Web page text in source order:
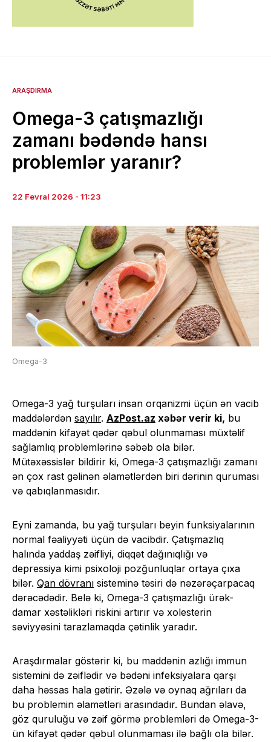
ARAŞDIRMA
Omega-3 çatışmazlığı
zamanı bədəndə hansı
problemlər yaranır?
22 Fevral 2026 - 11:23
Omega-3
Omega-3 yağ turşuları insan orqanizmi üçün ən vacib
maddələrdən sayılır. AzPost.az xəbər verir ki, bu
maddənin kifayət qədər qəbul olunmaması müxtəlif
sağlamlıq problemlərinə səbəb ola bilər.
Mütəxəssislər bildirir ki, Omega-3 çatışmazlığı zamanı
ən çox rast gəlinən əlamətlərdən biri dərinin quruması
və qabıqlanmasıdır.
Eyni zamanda, bu yağ turşuları beyin funksiyalarının
normal fəaliyyəti üçün də vacibdir. Çatışmazlıq
halında yaddaş zəifliyi, diqqət dağınıqlığı və
depressiya kimi psixoloji pozğunluqlar ortaya çıxa
bilər. Qan dövranı sisteminə təsiri də nəzərəçarpacaq
dərəcədədir. Belə ki, Omega-3 çatışmazlığı ürək-
damar xəstəlikləri riskini artırır və xolesterin
səviyyəsini tarazlamaqda çətinlik yaradır.
Araşdırmalar göstərir ki, bu maddənin azlığı immun
sistemini də zəiflədir və bədəni infeksiyalara qarşı
daha həssas hala gətirir. Əzələ və oynaq ağrıları da
bu problemin əlamətləri arasındadır. Bundan əlavə,
göz quruluğu və zəif görmə problemləri də Omega-3-
ün kifayət qədər qəbul olunmaması ilə bağlı ola bilər.